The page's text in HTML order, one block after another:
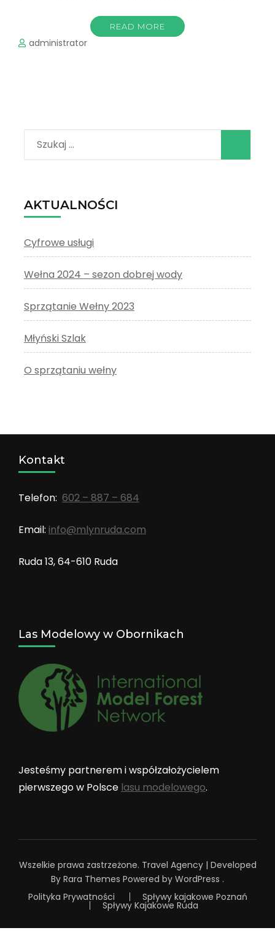
READ MORE
administrator
Szukaj:
AKTUALNOŚCI
Cyfrowe usługi
Wełna 2024 – sezon dobrej wody
Sprzątanie Wełny 2023
Młyński Szlak
O sprzątaniu wełny
Kontakt
Telefon: 602 – 887 – 684
Email: info@mlynruda.com
Ruda 13, 64-610 Ruda
Las Modelowy w Obornikach
Jesteśmy partnerem i współzałożycielem
pierwszego w Polsce lasu modelowego.
Wszelkie prawa zastrzeżone. Travel Agency | Developed
By Rara Themes Powered by WordPress .
Polityka Prywatności
Spływy kajakowe Poznań
Spływy Kajakowe Ruda